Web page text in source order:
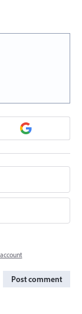
Post comment